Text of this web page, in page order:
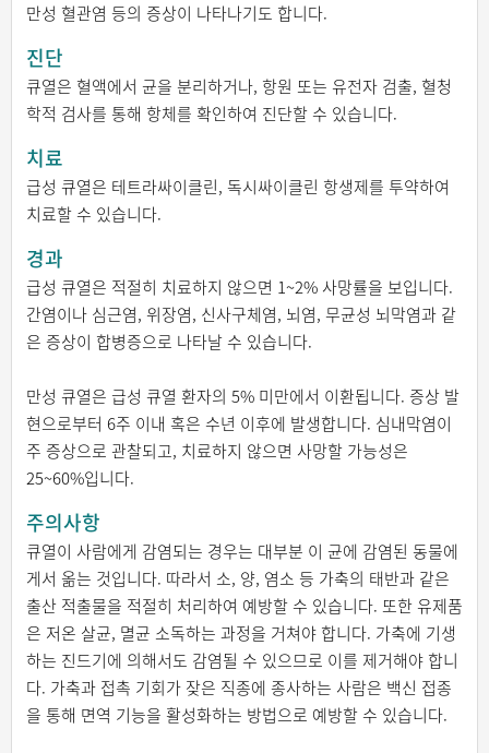
만성 혈관염 등의 증상이 나타나기도 합니다.
진단
큐열은 혈액에서 균을 분리하거나, 항원 또는 유전자 검출, 혈청
학적 검사를 통해 항체를 확인하여 진단할 수 있습니다.
치료
급성 큐열은 테트라싸이클린, 독시싸이클린 항생제를 투약하여
치료할 수 있습니다.
경과
급성 큐열은 적절히 치료하지 않으면 1~2% 사망률을 보입니다.
간염이나 심근염, 위장염, 신사구체염, 뇌염, 무균성 뇌막염과 같
은 증상이 합병증으로 나타날 수 있습니다.
만성 큐열은 급성 큐열 환자의 5% 미만에서 이환됩니다. 증상 발
현으로부터 6주 이내 혹은 수년 이후에 발생합니다. 심내막염이
주 증상으로 관찰되고, 치료하지 않으면 사망할 가능성은
25~60%입니다.
주의사항
큐열이 사람에게 감염되는 경우는 대부분 이 균에 감염된 동물에
게서 옮는 것입니다. 따라서 소, 양, 염소 등 가축의 태반과 같은
출산 적출물을 적절히 처리하여 예방할 수 있습니다. 또한 유제품
은 저온 살균, 멸균 소독하는 과정을 거쳐야 합니다. 가축에 기생
하는 진드기에 의해서도 감염될 수 있으므로 이를 제거해야 합니
다. 가축과 접촉 기회가 잦은 직종에 종사하는 사람은 백신 접종
을 통해 면역 기능을 활성화하는 방법으로 예방할 수 있습니다.